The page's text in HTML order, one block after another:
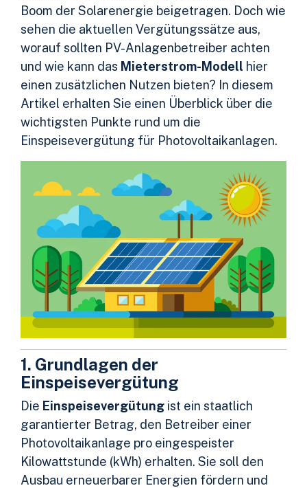
Boom der Solarenergie beigetragen. Doch wie
sehen die aktuellen Vergütungssätze aus,
worauf sollten PV-Anlagenbetreiber achten
und wie kann das Mieterstrom-Modell hier
einen zusätzlichen Nutzen bieten? In diesem
Artikel erhalten Sie einen Überblick über die
wichtigsten Punkte rund um die
Einspeisevergütung für Photovoltaikanlagen.
1. Grundlagen der
Einspeisevergütung
Die Einspeisevergütung ist ein staatlich
garantierter Betrag, den Betreiber einer
Photovoltaikanlage pro eingespeister
Kilowattstunde (kWh) erhalten. Sie soll den
Ausbau erneuerbarer Energien fördern und